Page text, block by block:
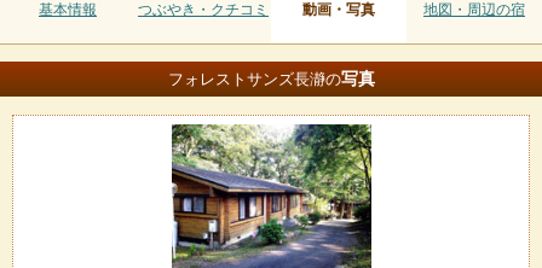
基本情報 つぶやき・クチコミ 動画・写真 地図・周辺の宿
フォレストサンズ長瀞の写真